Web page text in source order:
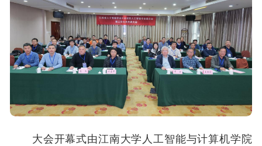
大会开幕式由江南大学人工智能与计算机学院